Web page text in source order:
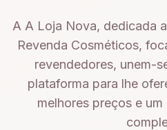
A A Loja Nova, dedicada
Revenda Cosméticos,
revendedores, unem-
plataforma para lhe
melhores preços e